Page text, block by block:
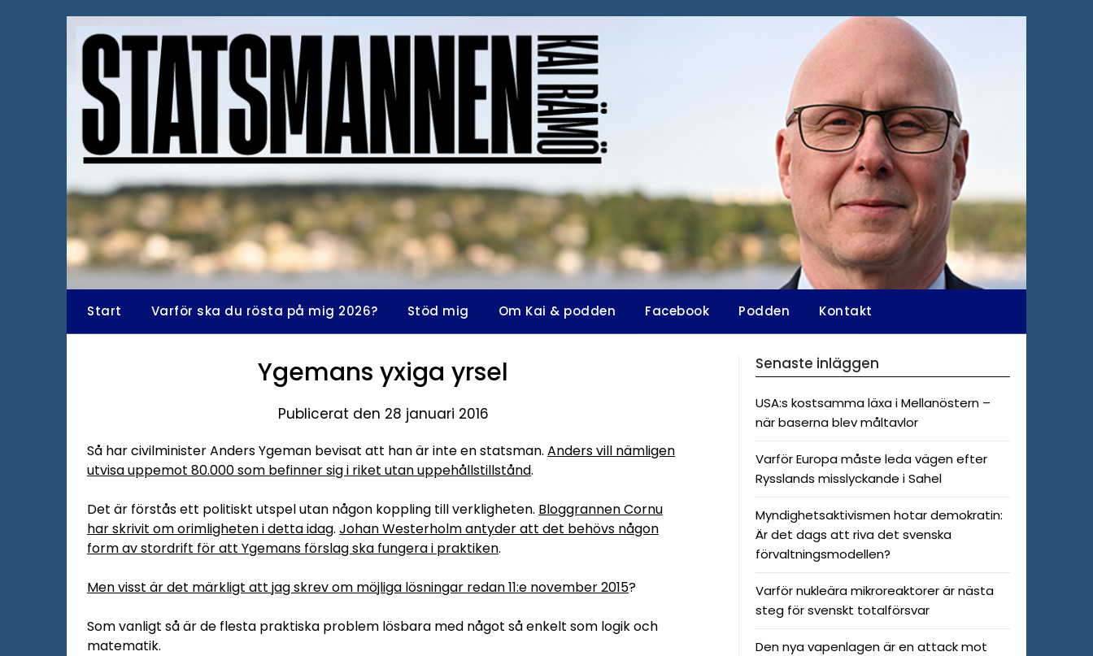
Start Varför ska du rösta på mig 2026? Stöd mig Om Kai & podden Facebook Podden Kontakt
Ygemans yxiga yrsel
Publicerat den 28 januari 2016
Så har civilminister Anders Ygeman bevisat att han är inte en statsman. Anders vill nämligen
utvisa uppemot 80.000 som befinner sig i riket utan uppehållstillstånd.
Det är förstås ett politiskt utspel utan någon koppling till verkligheten. Bloggrannen Cornu
har skrivit om orimligheten i detta idag. Johan Westerholm antyder att det behövs någon
form av stordrift för att Ygemans förslag ska fungera i praktiken.
Men visst är det märkligt att jag skrev om möjliga lösningar redan 11:e november 2015?
Som vanligt så är de flesta praktiska problem lösbara med något så enkelt som logik och
matematik.
Senaste inläggen
USA:s kostsamma läxa i Mellanöstern –
när baserna blev måltavlor
Varför Europa måste leda vägen efter
Rysslands misslyckande i Sahel
Myndighetsaktivismen hotar demokratin:
Är det dags att riva det svenska
förvaltningsmodellen?
Varför nukleära mikroreaktorer är nästa
steg för svenskt totalförsvar
Den nya vapenlagen är en attack mot